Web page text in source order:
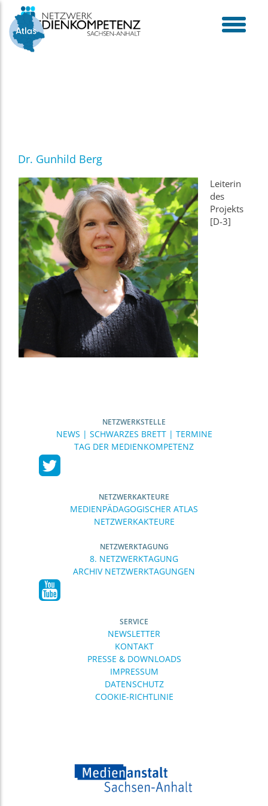
toggle
menu
Skip
content
Dr. Gunhild Berg
Leiterin
des
Projekts
[D-3]
NETZWERKSTELLE
NEWS | SCHWARZES BRETT | TERMINE
TAG DER MEDIENKOMPETENZ
NETZWERKAKTEURE
MEDIENPÄDAGOGISCHER ATLAS
NETZWERKAKTEURE
NETZWERKTAGUNG
8. NETZWERKTAGUNG
ARCHIV NETZWERKTAGUNGEN
SERVICE
NEWSLETTER
KONTAKT
PRESSE & DOWNLOADS
IMPRESSUM
DATENSCHUTZ
COOKIE-RICHTLINIE